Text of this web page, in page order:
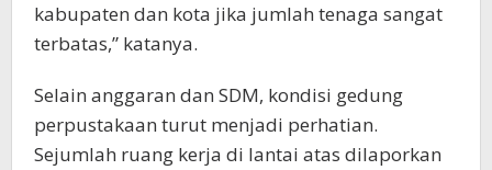
kabupaten dan kota jika jumlah tenaga sangat
terbatas,” katanya.
Selain anggaran dan SDM, kondisi gedung
perpustakaan turut menjadi perhatian.
Sejumlah ruang kerja di lantai atas dilaporkan